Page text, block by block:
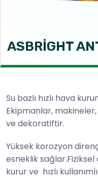
ASBRİGHT
Su bazlı hızlı hava
Ekipmanlar,
ve dekoratiftir.
Yüksek korozyon
esneklik sağlar.Fiziksel
kurur ve hızlı